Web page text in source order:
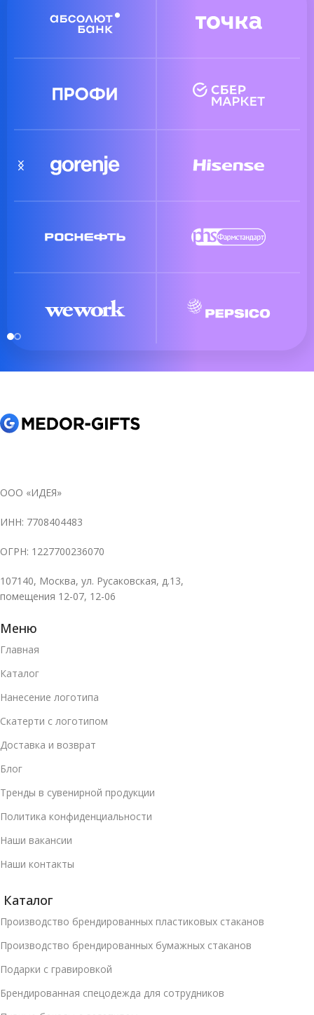
ООО «ИДЕЯ»
ИНН: 7708404483
ОГРН: 1227700236070
107140, Москва, ул. Русаковская, д.13,
помещения 12-07, 12-06
Меню
Главная
Каталог
Нанесение логотипа
Скатерти с логотипом
Доставка и возврат
Блог
Тренды в сувенирной продукции
Политика конфиденциальности
Наши вакансии
Наши контакты
Каталог
Производство брендированных пластиковых стаканов
Производство брендированных бумажных стаканов
Подарки с гравировкой
Брендированная спецодежда для сотрудников